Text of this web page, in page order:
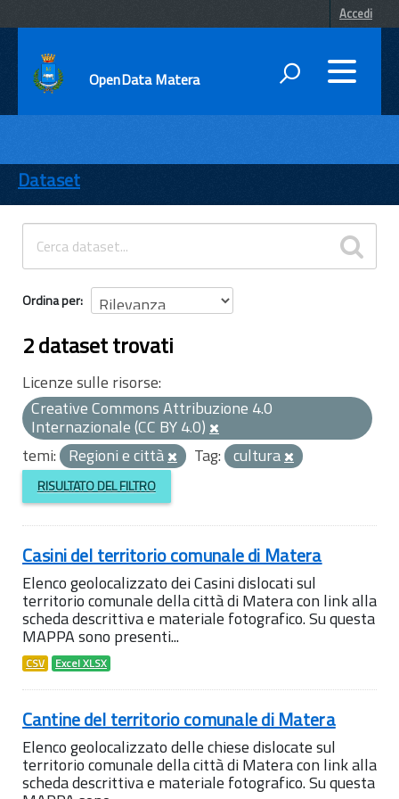
Accedi
OpenData Matera
ENTI
TEMI
INFORMAZIONI
Dataset
Ordina per
2 dataset trovati
Licenze sulle risorse:
Creative Commons Attribuzione 4.0
Internazionale (CC BY 4.0)
temi: Regioni e città Tag: cultura
RISULTATO DEL FILTRO
Casini del territorio comunale di Matera
Elenco geolocalizzato dei Casini dislocati sul
territorio comunale della città di Matera con link alla
scheda descrittiva e materiale fotografico. Su questa
MAPPA sono presenti...
CSV Excel XLSX
Cantine del territorio comunale di Matera
Elenco geolocalizzato delle chiese dislocate sul
territorio comunale della città di Matera con link alla
scheda descrittiva e materiale fotografico. Su questa